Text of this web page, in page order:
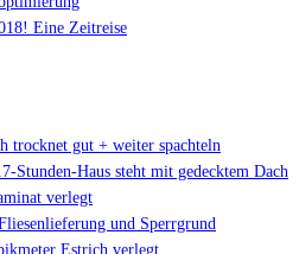
Eine Zeitreise
trocknet gut + weiter spachteln
Stunden-Haus steht mit gedecktem Dach
verlegt
und Sperrgrund
Estrich verlegt